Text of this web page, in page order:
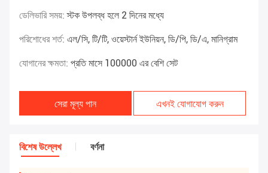
ডেলিভারি সময়:স্টক উপলব্ধ হলে 2 দিনের মধ্যে
পরিশোধের শর্ত: এল/সি, টি/টি, ওয়েস্টার্ন ইউনিয়ন, ডি/পি, ডি/এ, মানিগ্রাম
যোগানের ক্ষমতা: প্রতি মাসে 100000 এর বেশি সেট
সেরা মূল্য পান এখনই যোগাযোগ করুন
বিশেষ উল্লেখ বর্ণনা